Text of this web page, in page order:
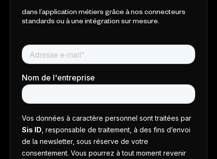
dans l’application métiers grâce à nos connecteurs
standards ou à une intégration sur mesure.